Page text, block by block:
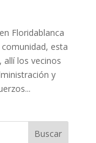
Floridablanca
esta
allí los vecinos
y
Buscar